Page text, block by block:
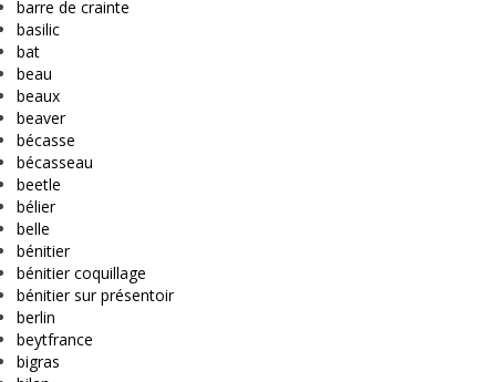
barre de crainte
basilic
bat
beau
beaux
beaver
bécasse
bécasseau
beetle
bélier
belle
bénitier
bénitier coquillage
bénitier sur présentoir
berlin
beytfrance
bigras